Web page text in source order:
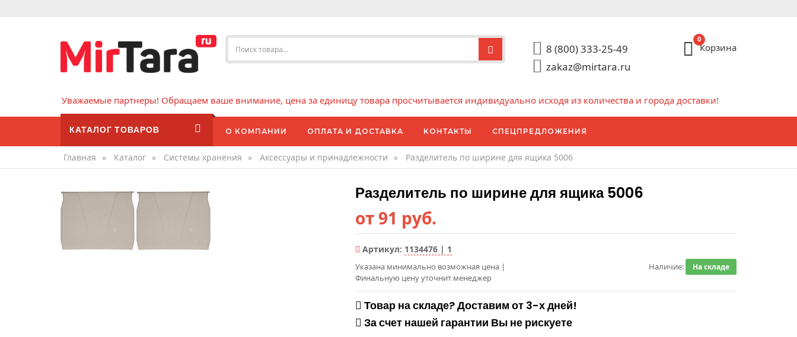
8 (800) 333-25-49
zakaz@mirtara.ru
0
Корзина
Уважаемые партнеры! Обращаем ваше внимание, цена за единицу товара просчитывается индивидуально исходя из количества и города доставки!
КАТАЛОГ ТОВАРОВ О КОМПАНИИ ОПЛАТА И ДОСТАВКА КОНТАКТЫ СПЕЦПРЕДЛОЖЕНИЯ
Главная » Каталог » Системы хранения » Аксессуары и принадлежности » Разделитель по ширине для ящика 5006
Разделитель по ширине для ящика 5006
от 91 руб.
Артикул: 1134476 | 1
Указана минимально возможная цена |
Финальную цену уточнит менеджер
Наличие: На складе
Товар на складе? Доставим от 3-х дней!
За счет нашей гарантии Вы не рискуете